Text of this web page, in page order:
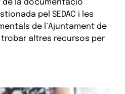
de la documentació
pel SEDAC i les
de l’Ajuntament de
altres recursos per